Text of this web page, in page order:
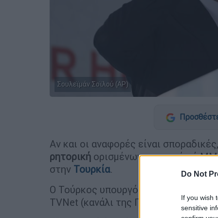
Do Not
If you wish
sensitive
Σουλεϊμάν Σοϊλού (AP)
Αν και οι αναφορές είναι
ρητορική ορισμένων υπουργών ή
στην Τουρκία.
Ο Τούρκος υπουργός Εσωτερικών,
TVNet (κανάλι της Γενί Σαφάκ)